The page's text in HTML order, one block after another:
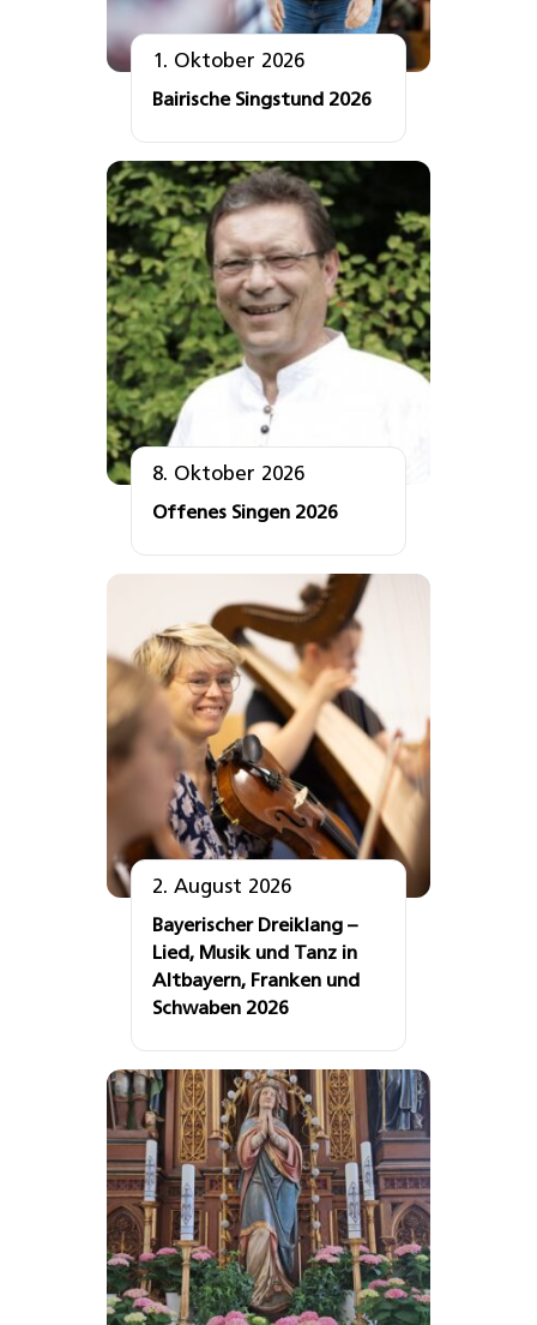
1. Oktober 2026
Bairische Singstund 2026
8. Oktober 2026
Offenes Singen 2026
2. August 2026
Bayerischer Dreiklang –
Lied, Musik und Tanz in
Altbayern, Franken und
Schwaben 2026